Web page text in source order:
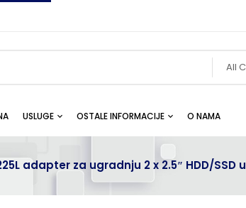
All
USLUGE OSTALE INFORMACIJE O NAMA
adapter za ugradnju 2 x 2.5″ HDD/SSD